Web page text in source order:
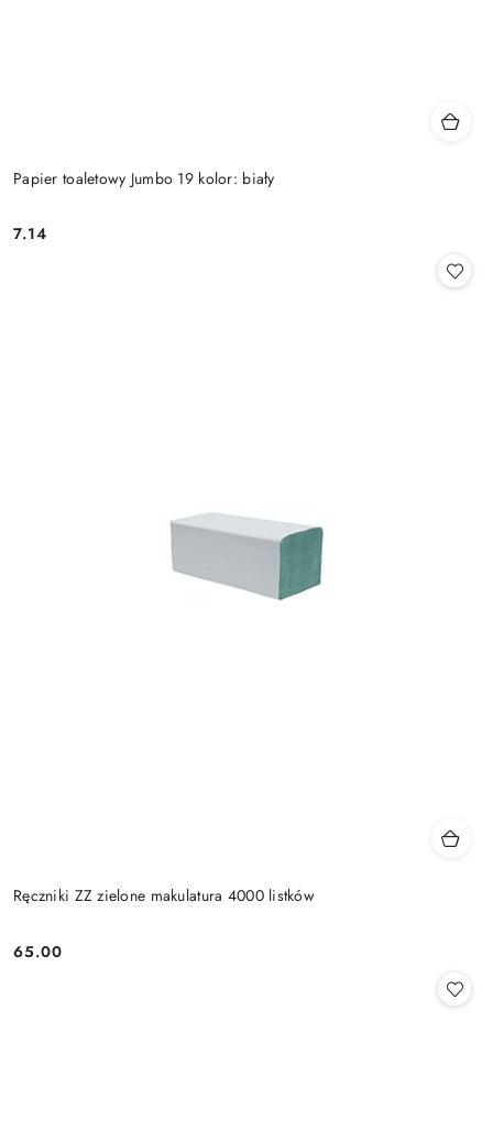
Papier toaletowy Jumbo 19 kolor: biały
Cena:
7.14
Ręczniki ZZ zielone makulatura 4000 listków
Cena:
65.00